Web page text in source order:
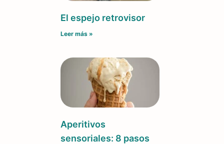
El espejo retrovisor
Leer más »
Aperitivos
sensoriales: 8 pasos